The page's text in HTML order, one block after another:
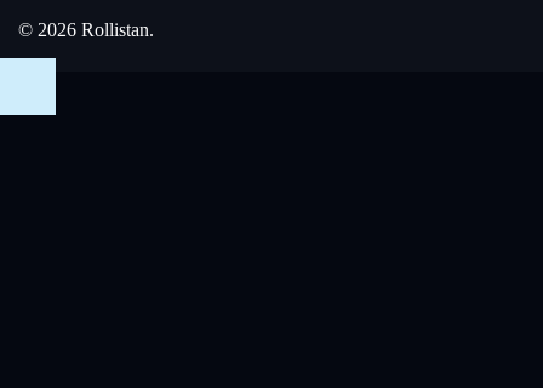
© 2026 Rollistan.